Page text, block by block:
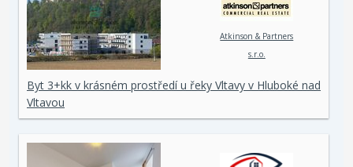
Atkinson & Partners
s.r.o.
Byt 3+kk v krásném prostředí u řeky Vltavy v Hluboké nad
Vltavou